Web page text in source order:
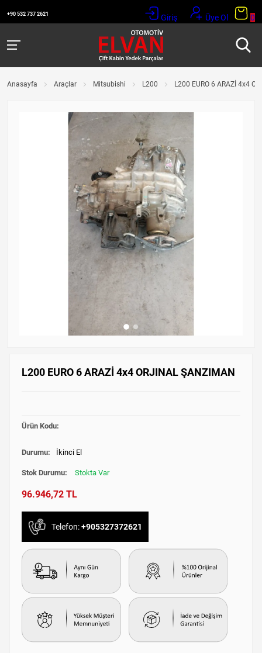
+90 532 737 2621 Giriş Üye Ol 0
Anasayfa Araçlar Mitsubishi L200 L200 EURO 6 ARAZİ 4x4
L200 EURO 6 ARAZİ 4x4 ORJINAL ŞANZIMAN
Ürün Kodu:
Durumu: İkinci El
Stok Durumu: Stokta Var
96.946,72 TL
Telefon:+905327372621